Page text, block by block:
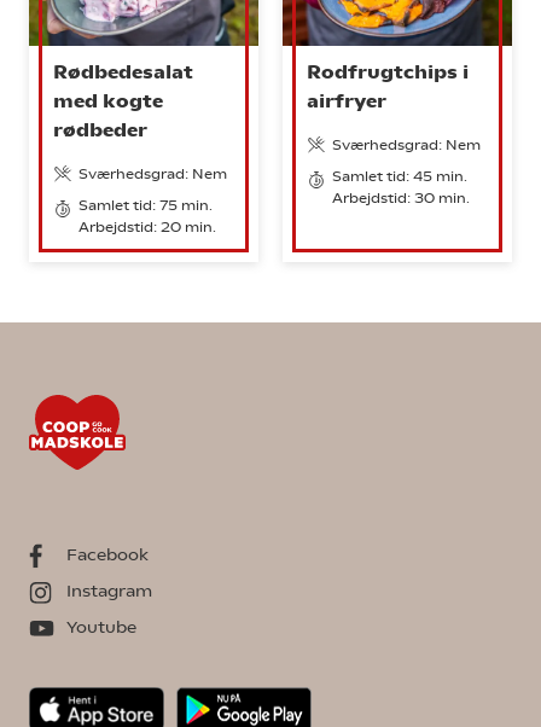
Rødbedesalat
med kogte
rødbeder
Sværhedsgrad: Nem
Samlet tid: 75 min.
Arbejdstid: 20 min.
Rodfrugtchips i
airfryer
Sværhedsgrad: Nem
Samlet tid: 45 min.
Arbejdstid: 30 min.
Facebook
Instagram
Youtube